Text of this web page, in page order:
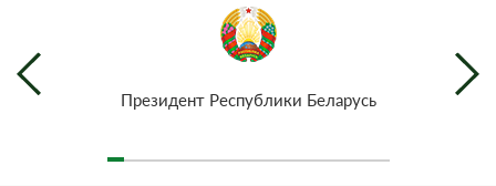
Президент Республики Беларусь